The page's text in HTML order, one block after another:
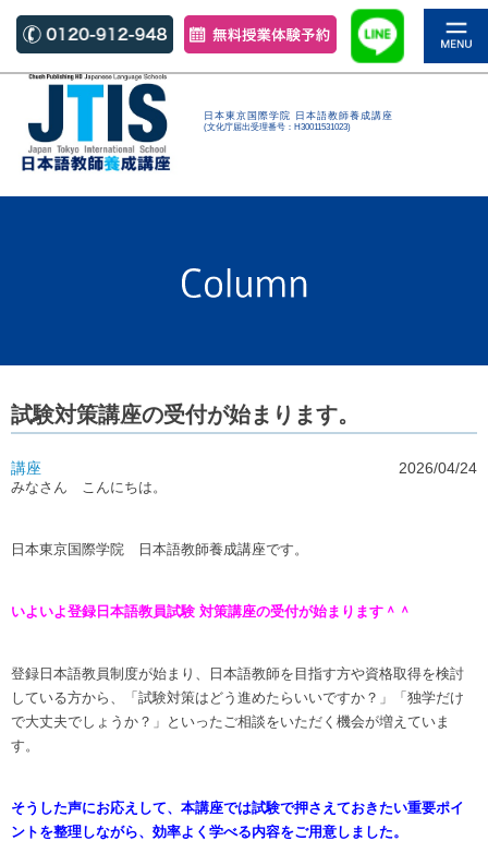
日本東京国際学院 日本語教師養成講座
(文化庁届出受理番号：H30011531023)
試験対策講座の受付が始まります。
講座 2026/04/24
みなさん こんにちは。
日本東京国際学院 日本語教師養成講座です。
いよいよ登録日本語教員試験 対策講座の受付が始まります＾＾
登録日本語教員制度が始まり、日本語教師を目指す方や資格取得を検討
している方から、「試験対策はどう進めたらいいですか？」「独学だけ
で大丈夫でしょうか？」といったご相談をいただく機会が増えていま
す。
そうした声にお応えして、本講座では試験で押さえておきたい重要ポイ
ントを整理しながら、効率よく学べる内容をご用意しました。